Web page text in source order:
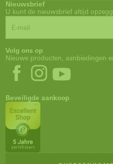
Nieuwsbrief
U kunt de nieuwsbrief altijd
Volg ons op
Nieuwe producten, aanbiedingen
Beveiligde aankoop